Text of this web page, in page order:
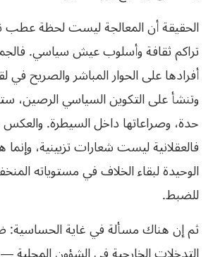
الحقيقة أن المعالجة ليست لحظة عطب
تراكم ثقافة وأسلوب عيش سياسي.
أفرادها على الحوار المباشر والصريح في
وتنشأ على التكوين السياسي الرصين،
حدة، وصراعاتها داخل السيطرة.
فالعقلانية ليست شعارات تزيينية،
الوحيدة لبقاء الخلاف في مستوياته
للضبط.
ثم إن هناك مسألة في غاية الحساسية: